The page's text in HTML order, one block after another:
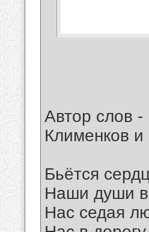
Автор слов
Клименков
Бьётся
Наши души в
Нас седая